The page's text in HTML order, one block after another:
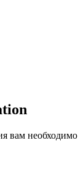
вам необходимо